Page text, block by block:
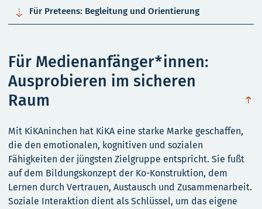
 Für Preteens: Begleitung und Orientierung
Für Medienanfänger*innen:
Ausprobieren im sicheren
Raum
Mit KiKAninchen hat KiKA eine starke Marke geschaffen,
die den emotionalen, kognitiven und sozialen
Fähigkeiten der jüngsten Zielgruppe entspricht. Sie fußt
auf dem Bildungskonzept der Ko-Konstruktion, dem
Lernen durch Vertrauen, Austausch und Zusammenarbeit.
Soziale Interaktion dient als Schlüssel, um das eigene